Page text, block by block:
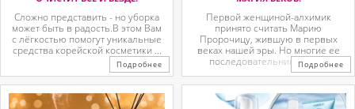
Сложно представить - но уборка
может быть в радость.В этом Вам
с лёгкостью помогут уникальные
средства корейской косметики ...
Подробнее
Первой женщиной-алхимик
принято считать Марию
Пророчицу, жившую в первых
веках нашей эры. Но многие ее
последовательницы так ...
Подробнее